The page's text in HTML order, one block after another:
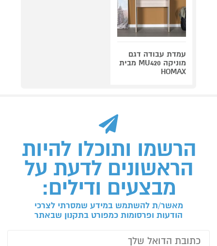
עמדת עבודה דגם
מוניקה MU420 מבית
HOMAX
הרשמו ותוכלו להיות
הראשונים לדעת על
מבצעים ודילים:
מאשר/ת להשתמש במידע שמסרתי לצרכי
הודעות ופרסומות כמפורט בתקנון שבאתר